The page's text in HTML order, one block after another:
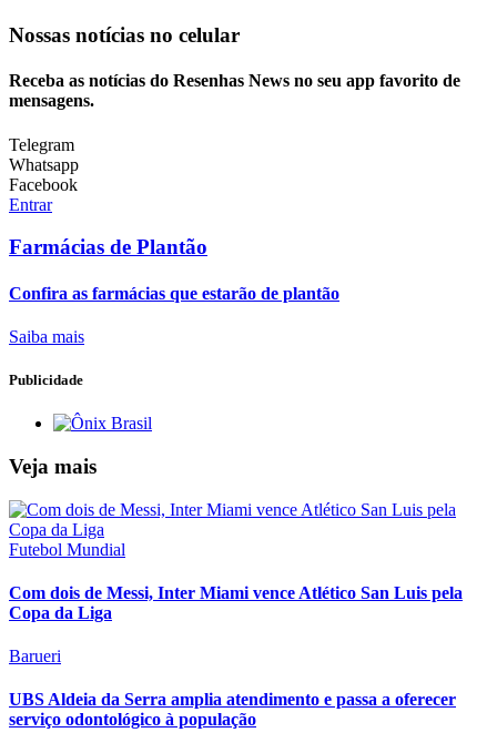
Nossas notícias no celular
Receba as notícias do Resenhas News no seu app favorito de
mensagens.
Telegram
Whatsapp
Facebook
Entrar
Farmácias de Plantão
Confira as farmácias que estarão de plantão
Saiba mais
Publicidade
Veja mais
Futebol Mundial
Com dois de Messi, Inter Miami vence Atlético San Luis pela
Copa da Liga
Barueri
UBS Aldeia da Serra amplia atendimento e passa a oferecer
serviço odontológico à população